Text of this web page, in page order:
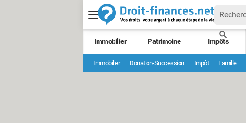
Immobilier Patrimoine Impôts
Immobilier Donation-Succession Impôt Famille